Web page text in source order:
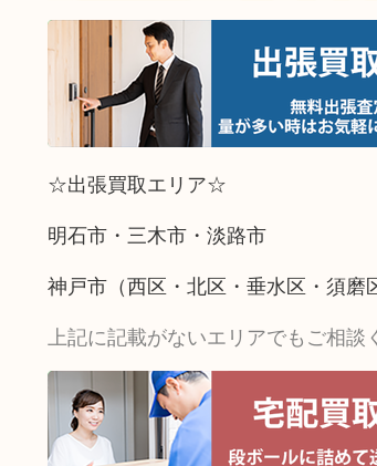
☆出張買取エリア☆
明石市・三木市・淡路市
神戸市（西区・北区・垂水区・須磨
上記に記載がないエリアでもご相談